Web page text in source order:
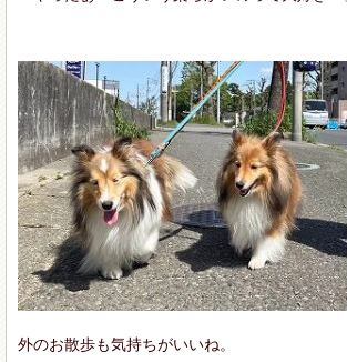
外のお散歩も気持ちがいいね。